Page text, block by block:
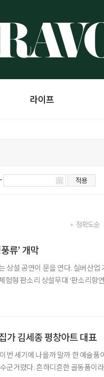
라이프
적용
정확도순
류’ 개막
상설 공연이 문을 연다. 실버산업
형 판소리 상설무대 ‘판소리향
가 김세종 평창아트 대표
번 세기에 나올까 말까 한 예술품
군거렸다. 흔하디흔한 골동품이